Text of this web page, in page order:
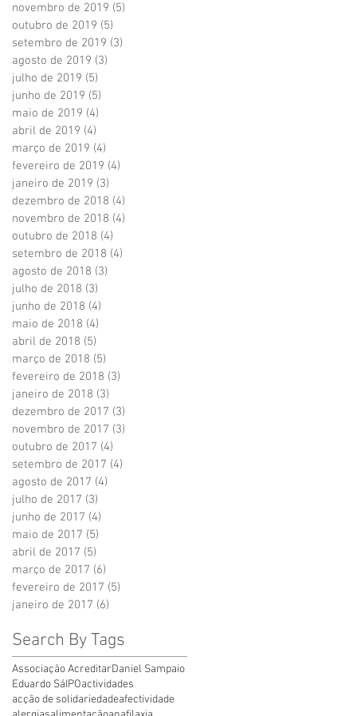
novembro de 2019 (5)
outubro de 2019 (5)
setembro de 2019 (3)
agosto de 2019 (3)
julho de 2019 (5)
junho de 2019 (5)
maio de 2019 (4)
abril de 2019 (4)
março de 2019 (4)
fevereiro de 2019 (4)
janeiro de 2019 (3)
dezembro de 2018 (4)
novembro de 2018 (4)
outubro de 2018 (4)
setembro de 2018 (4)
agosto de 2018 (3)
julho de 2018 (3)
junho de 2018 (4)
maio de 2018 (4)
abril de 2018 (5)
março de 2018 (5)
fevereiro de 2018 (3)
janeiro de 2018 (3)
dezembro de 2017 (3)
novembro de 2017 (3)
outubro de 2017 (4)
setembro de 2017 (4)
agosto de 2017 (4)
julho de 2017 (3)
junho de 2017 (4)
maio de 2017 (5)
abril de 2017 (5)
março de 2017 (6)
fevereiro de 2017 (5)
janeiro de 2017 (6)
Search By Tags
Associação AcreditarDaniel Sampaio
Eduardo SáIPOactividades
acção de solidariedadeafectividade